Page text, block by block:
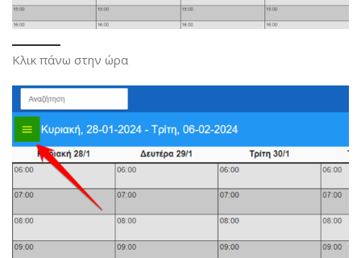
Κλικ πάνω στην ώρα